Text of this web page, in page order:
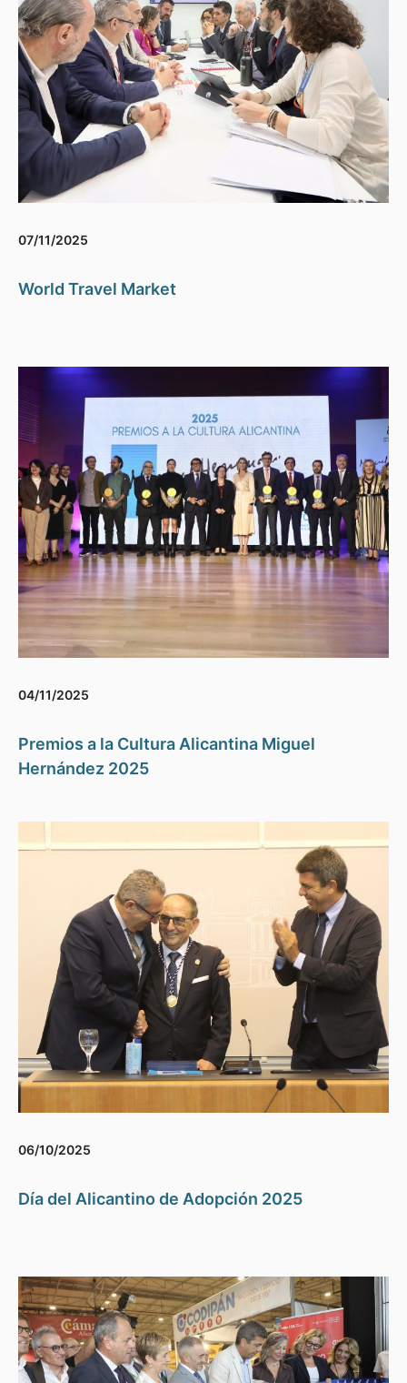
07/11/2025
World Travel Market
04/11/2025
Premios a la Cultura Alicantina Miguel
Hernández 2025
06/10/2025
Día del Alicantino de Adopción 2025